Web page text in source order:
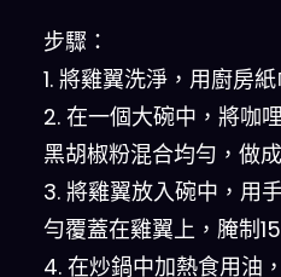
步驟：
1. 將雞翼洗淨，用廚房
2. 在一個大碗中，將咖
黑胡椒粉混合均勻，做
3. 將雞翼放入碗中，用
勻覆蓋在雞翼上，腌制
4. 在炒鍋中加熱食用油